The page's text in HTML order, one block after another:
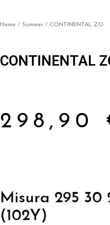
Home / Summer / CONTINENTAL ZO
CONTINENTAL
298,90
Misura 295 30
(102Y)